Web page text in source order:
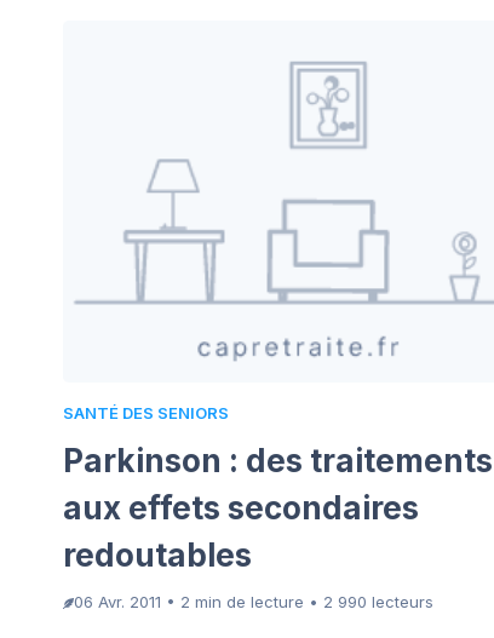
SANTÉ DES SENIORS
Parkinson : des traitements
aux effets secondaires
redoutables
06 Avr. 2011 • 2 min de lecture • 2 990 lecteurs